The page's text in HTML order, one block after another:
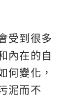
受到很多
內在的 自
何變化，
泥而不